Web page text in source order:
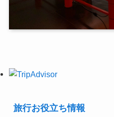
旅行お役立ち情報